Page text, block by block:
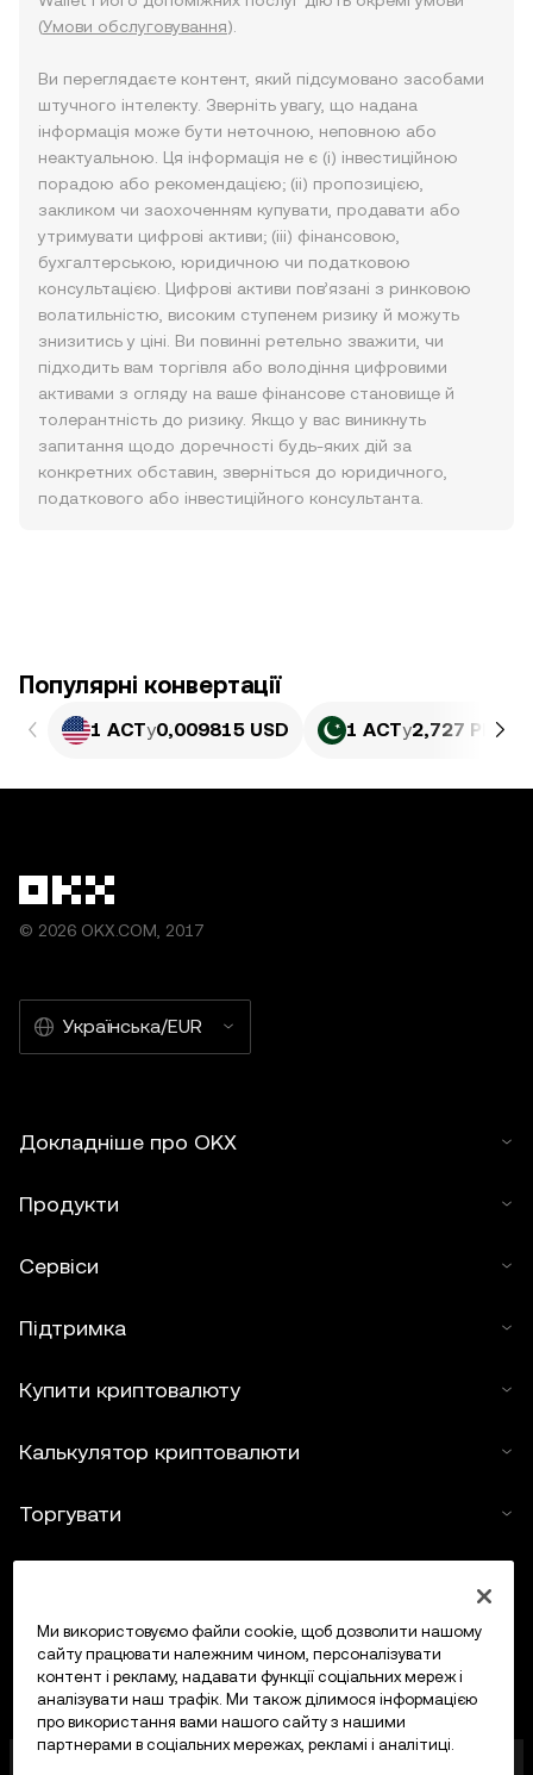
(Умови обслуговування).
Ви переглядаєте контент, який підсумовано засобами
штучного інтелекту. Зверніть увагу, що надана
інформація може бути неточною, неповною або
неактуальною. Ця інформація не є (i) інвестиційною
порадою або рекомендацією; (ii) пропозицією,
закликом чи заохоченням купувати, продавати або
утримувати цифрові активи; (iii) фінансовою,
бухгалтерською, юридичною чи податковою
консультацією. Цифрові активи пов’язані з ринковою
волатильністю, високим ступенем ризику й можуть
знизитись у ціні. Ви повинні ретельно зважити, чи
підходить вам торгівля або володіння цифровими
активами з огляду на ваше фінансове становище й
толерантність до ризику. Якщо у вас виникнуть
запитання щодо доречності будь-яких дій за
конкретних обставин, зверніться до юридичного,
податкового або інвестиційного консультанта.
Популярні конвертації
1 ACTу0,009815 USD 1 ACTу2,727 PKR
© 2026 OKX.COM, 2017
Українська/EUR
Докладніше про OKX
Продукти
Сервіси
Підтримка
Купити криптовалюту
Калькулятор криптовалюти
Торгувати
Ми використовуємо файли cookie, щоб дозволити нашому
сайту працювати належним чином, персоналізувати
контент і рекламу, надавати функції соціальних мереж і
аналізувати наш трафік. Ми також ділимося інформацією
про використання вами нашого сайту з нашими
партнерами в соціальних мережах, рекламі і аналітиці.